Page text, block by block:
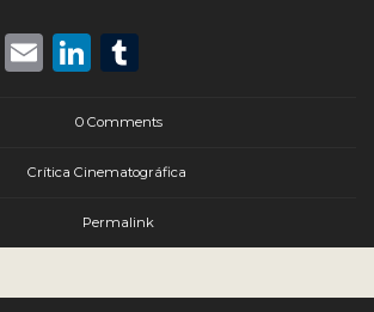
WhatsApp
EmailLinkedIn
0 Comments
Crítica Cinematográfica
Permalink